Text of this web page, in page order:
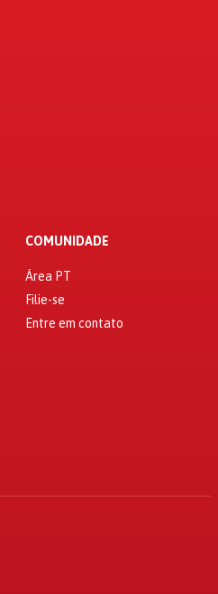
COMUNIDADE
Área PT
Filie-se
Entre em contato